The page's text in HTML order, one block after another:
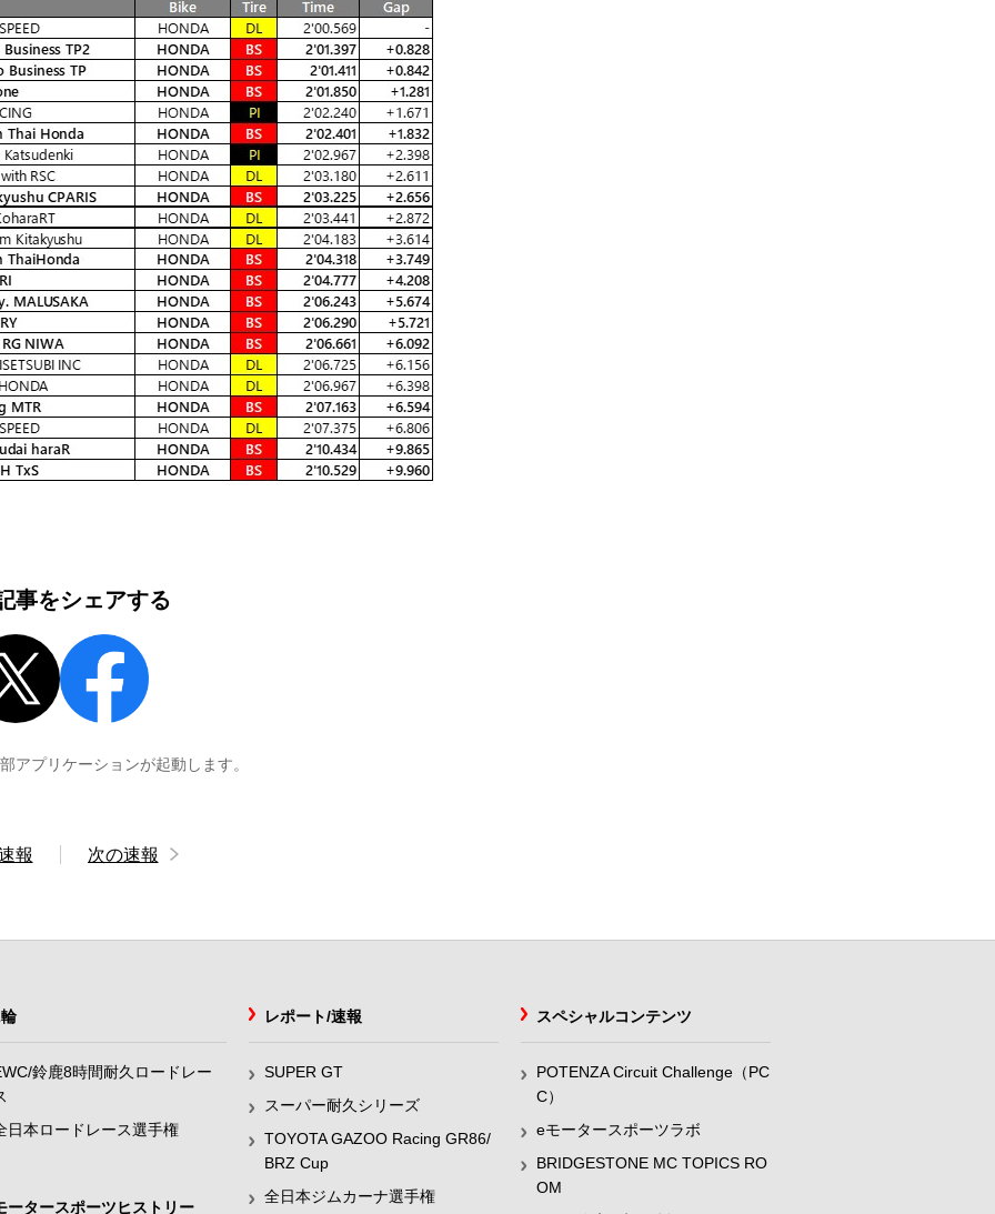
事をシェアする
アプリケーションが起動します。
報 次の速報
鈴鹿8時間耐久ロードレー
日本ロードレース選手権
レポート/速報
SUPER GT
スーパー耐久シリーズ
TOYOTA GAZOO Racing GR86/
BRZ Cup
全日本ジムカーナ選手権
スペシャルコンテンツ
POTENZA Circuit Challenge（PC
C）
eモータースポーツラボ
BRIDGESTONE MC TOPICS RO
OM
ータースポーツヒストリー